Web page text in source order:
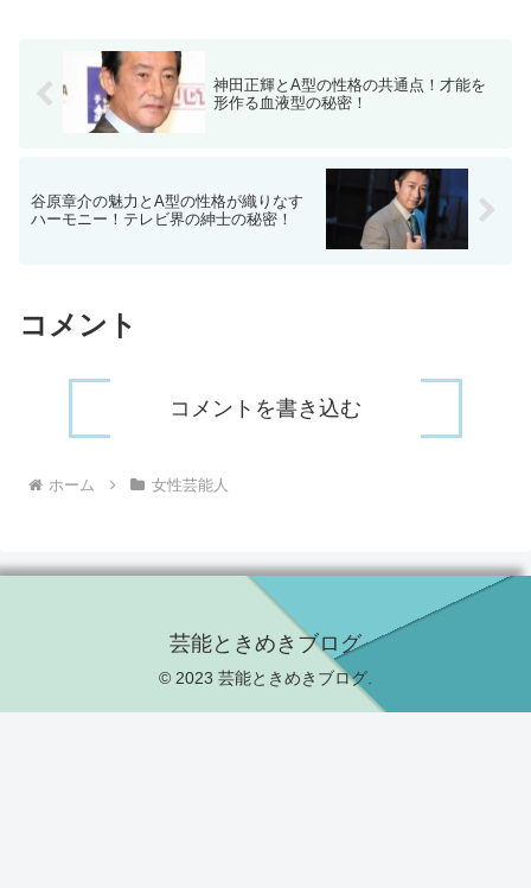
神田正輝とA型の性格の共通点！才能を
形作る血液型の秘密！
谷原章介の魅力とA型の性格が織りなす
ハーモニー！テレビ界の紳士の秘密！
コメント
コメントを書き込む
ホーム 女性芸能人
芸能ときめきブログ
© 2023 芸能ときめきブログ.